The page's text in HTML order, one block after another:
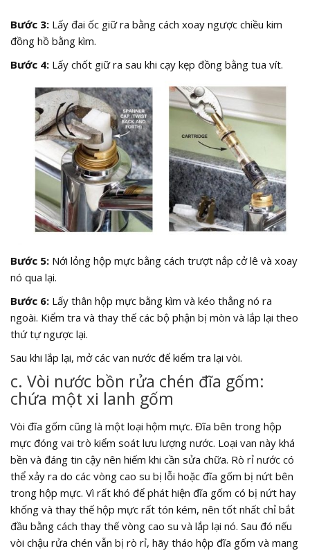
Bước 3: Lấy đai ốc giữ ra bằng cách xoay ngược chiều kim
đồng hồ bằng kìm.
Bước 4: Lấy chốt giữ ra sau khi cạy kẹp đồng bằng tua vít.
Bước 5: Nới lỏng hộp mực bằng cách trượt nắp cở lê và xoay
nó qua lại.
Bước 6: Lấy thân hộp mực bằng kìm và kéo thẳng nó ra
ngoài. Kiểm tra và thay thế các bộ phận bị mòn và lắp lại theo
thứ tự ngược lại.
Sau khi lắp lại, mở các van nước để kiểm tra lại vòi.
c. Vòi nước bồn rửa chén đĩa gốm:
chứa một xi lanh gốm
Vòi đĩa gốm cũng là một loại hộm mực. Đĩa bên trong hộp
mực đóng vai trò kiểm soát lưu lượng nước. Loại van này khá
bền và đáng tin cậy nên hiếm khi cần sửa chữa. Rò rỉ nước có
thể xảy ra do các vòng cao su bị lỗi hoặc đĩa gốm bị nứt bên
trong hộp mực. Vì rất khó để phát hiện đĩa gốm có bị nứt hay
khống và thay thế hộp mực rất tón kém, nên tốt nhất chỉ bắt
đầu bằng cách thay thế vòng cao su và lắp lại nó. Sau đó nếu
vòi chậu rửa chén vẫn bị rò rỉ, hãy tháo hộp đĩa gốm và mang